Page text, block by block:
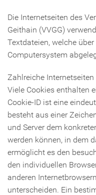
Die Internetseiten des
Geithain (VVGG)
Textdateien, welche
Computersystem
Zahlreiche
Viele Cookies enthalten
Cookie-ID ist eine
besteht aus einer
und Server dem
werden können, in dem
ermöglicht es den
den individuellen
anderen
unterscheiden. Ein